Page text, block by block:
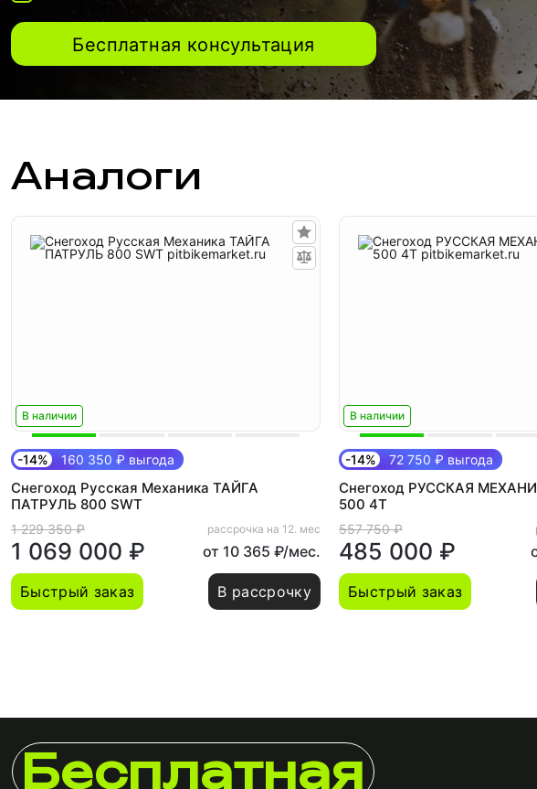
Бесплатная консультация
Аналоги
В наличии
-14% 160 350 ₽ выгода
Снегоход Русская Механика ТАЙГА
ПАТРУЛЬ 800 SWT
1 229 350 ₽
1 069 000 ₽
рассрочка на 12. мес
от 10 365 ₽/мес.
Быстрый заказ В рассрочку
В наличии
-14% 72 750 ₽ выгода
Снегоход РУССКАЯ
500 4Т
557 750 ₽
485 000 ₽
Быстрый заказ
Бесплатная